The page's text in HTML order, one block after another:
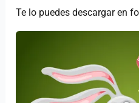
Te lo puedes descargar en